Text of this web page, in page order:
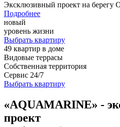
Эксклюзивный проект на берегу
Подробнее
новый
уровень жизни
Выбрать квартиру
49 квартир в доме
Видовые террасы
Собственная территория
Сервис 24/7
Выбрать квартиру
«AQUAMARINE» -
проект